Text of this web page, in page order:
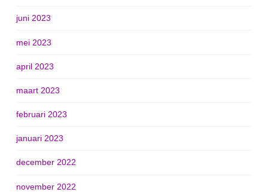
juni 2023
mei 2023
april 2023
maart 2023
februari 2023
januari 2023
december 2022
november 2022